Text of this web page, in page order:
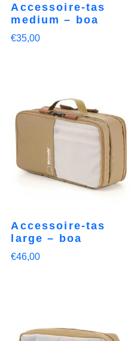
Accessoire-tas
medium – boa
€35,00
Accessoire-tas
large – boa
€46,00